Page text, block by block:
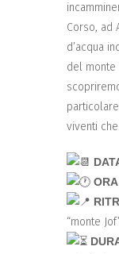
Corso, ad
d’acqua
del monte
viventi
“monte